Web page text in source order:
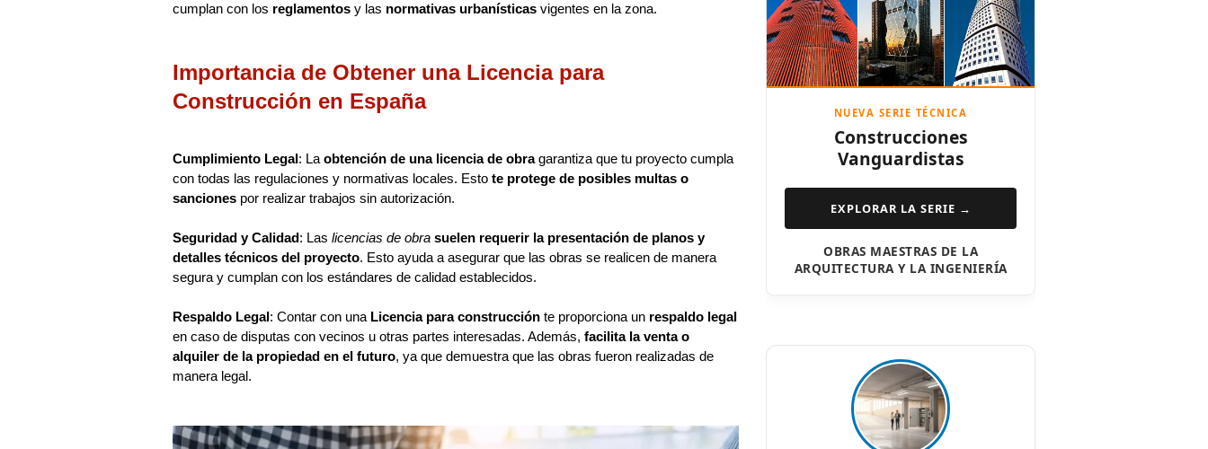
cumplan con los reglamentos y las normativas urbanísticas vigentes en la zona.
Importancia de Obtener una Licencia para
Construcción en España
Cumplimiento Legal: La obtención de una licencia de obragarantiza que tu proyecto cumpla
con todas las regulaciones y normativas locales. Esto te protege de posibles multas o
sanciones por realizar trabajos sin autorización.
Seguridad y Calidad: Las licencias de obra suelen requerir la presentación de planos y
detalles técnicos del proyecto. Esto ayuda a asegurar que las obras se realicen de manera
segura y cumplan con los estándares de calidad establecidos.
Respaldo Legal: Contar con una Licencia para construcción te proporciona un respaldo legal
en caso de disputas con vecinos u otras partes interesadas. Además, facilita la venta o
alquiler de la propiedad en el futuro, ya que demuestra que las obras fueron realizadas de
manera legal.
NUEVA SERIE TÉCNICA
Construcciones
Vanguardistas
EXPLORAR LA SERIE →
OBRAS MAESTRAS DE LA
ARQUITECTURA Y LA INGENIERÍA